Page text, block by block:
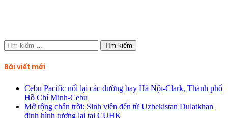
Tìm
kiếm
cho:
Bài viết mới
Cebu Pacific nối lại các đường bay Hà Nội-Clark, Thành phố
Hồ Chí Minh-Cebu
Mở rộng chân trời: Sinh viên đến từ Uzbekistan Dulatkhan
định hình tương lai tại CUHK